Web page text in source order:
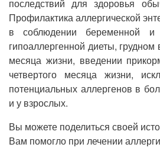
последствий для здоровья
Профилактика аллергической
в соблюдении беременной
гипоаллергенной диеты,
месяца жизни, введении
четвертого месяца жизни,
потенциальных аллергенов в
и у взрослых.
Вы можете поделиться своей
Вам помогло при лечении